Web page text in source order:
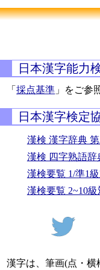
日本漢字能力
「採点基準 」をご参
日本漢字検定
漢検 漢字辞典
漢検 四字熟語辞
漢検要覧 1/準1
漢検要覧 2~10
漢字は、筆画(点・